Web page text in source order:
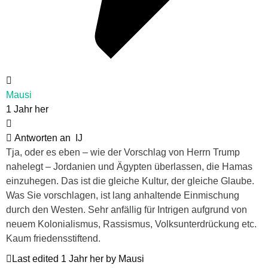
Mausi
1 Jahr her
Antworten an
IJ
Tja, oder es eben – wie der Vorschlag von Herrn Trump
nahelegt – Jordanien und Ägypten überlassen, die Hamas
einzuhegen. Das ist die gleiche Kultur, der gleiche Glaube.
Was Sie vorschlagen, ist lang anhaltende Einmischung
durch den Westen. Sehr anfällig für Intrigen aufgrund von
neuem Kolonialismus, Rassismus, Volksunterdrückung etc.
Kaum friedensstiftend.
Last edited 1 Jahr her by Mausi